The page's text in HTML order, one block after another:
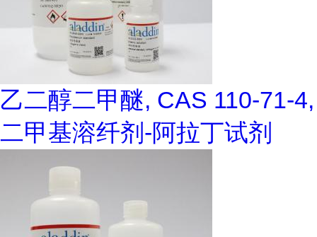
乙二醇二甲醚, CAS 110-71-4,
二甲基溶纤剂-阿拉丁试剂